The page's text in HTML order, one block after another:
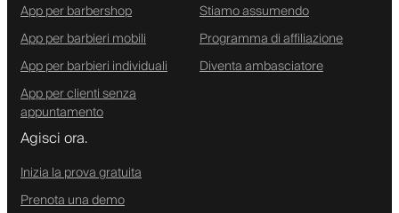
App per barbershop
App per barbieri mobili
App per barbieri individuali
App per clienti senza
appuntamento
Stiamo assumendo
Programma di affiliazione
Diventa ambasciatore
Agisci ora.
Inizia la prova gratuita
Prenota una demo